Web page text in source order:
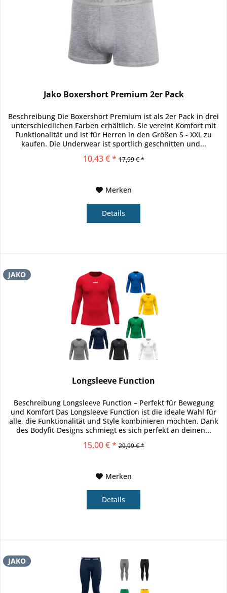
Jako Boxershort Premium 2er Pack
Beschreibung Die Boxershort Premium ist als 2er Pack in drei
unterschiedlichen Farben erhältlich. Sie vereint Komfort mit
Funktionalität und ist für Herren in den Größen S - XXL zu
kaufen. Die Underwear ist sportlich geschnitten und...
10,43 € * 17,99 € *
Merken
Details
JAKO
Longsleeve Function
Beschreibung Longsleeve Function – Perfekt für Bewegung
und Komfort Das Longsleeve Function ist die ideale Wahl für
alle, die Funktionalität und Style kombinieren möchten. Dank
des Bodyfit-Designs schmiegt es sich perfekt an deinen...
15,00 € * 29,99 € *
Merken
Details
JAKO